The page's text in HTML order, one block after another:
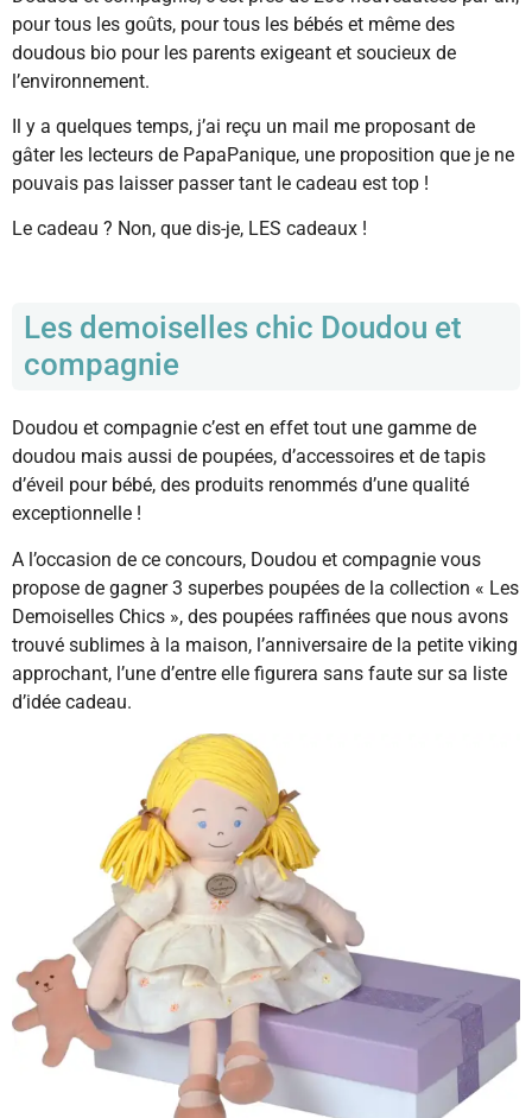
pour tous les goûts, pour tous les bébés et même des
doudous bio pour les parents exigeant et soucieux de
l’environnement.
Il y a quelques temps, j’ai reçu un mail me proposant de
gâter les lecteurs de PapaPanique, une proposition que je ne
pouvais pas laisser passer tant le cadeau est top !
Le cadeau ? Non, que dis-je, LES cadeaux !
Les demoiselles chic Doudou et
compagnie
Doudou et compagnie c’est en effet tout une gamme de
doudou mais aussi de poupées, d’accessoires et de tapis
d’éveil pour bébé, des produits renommés d’une qualité
exceptionnelle !
A l’occasion de ce concours, Doudou et compagnie vous
propose de gagner 3 superbes poupées de la collection « Les
Demoiselles Chics », des poupées raffinées que nous avons
trouvé sublimes à la maison, l’anniversaire de la petite viking
approchant, l’une d’entre elle figurera sans faute sur sa liste
d’idée cadeau.